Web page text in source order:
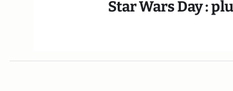
Star Wars Day :